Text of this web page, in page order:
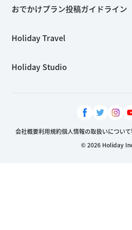
おでかけプラン投稿ガイドライン
Holiday Travel
Holiday Studio
会社概要利用規約個人情報の取扱いについて
© 2026 Holiday